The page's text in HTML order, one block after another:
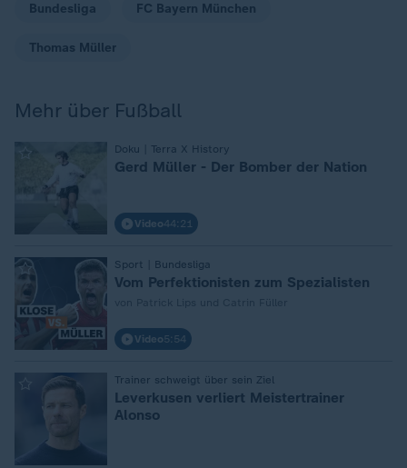
Bundesliga FC Bayern München
Thomas Müller
Mehr über Fußball
Doku | Terra X History
Gerd Müller - Der Bomber der Nation
Video44:21
Sport | Bundesliga
Vom Perfektionisten zum Spezialisten
Video5:54
Trainer schweigt über sein Ziel
Leverkusen verliert Meistertrainer
Alonso